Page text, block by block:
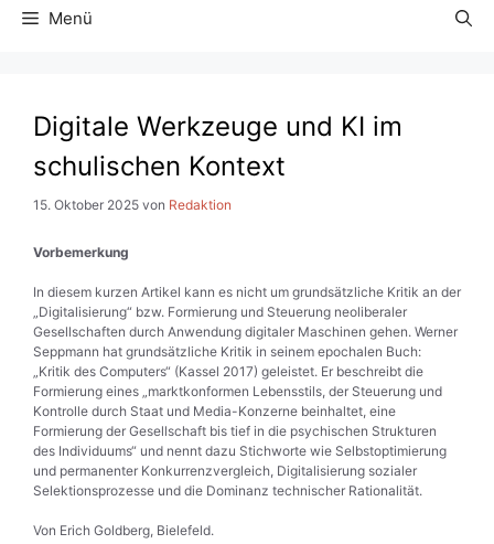
Menü
Digitale Werkzeuge und KI im
schulischen Kontext
15. Oktober 2025 von Redaktion
Vorbemerkung
In diesem kurzen Artikel kann es nicht um grundsätzliche Kritik an der
„Digitalisierung“ bzw. Formierung und Steuerung neoliberaler
Gesellschaften durch Anwendung digitaler Maschinen gehen. Werner
Seppmann hat grundsätzliche Kritik in seinem epochalen Buch:
„Kritik des Computers“ (Kassel 2017) geleistet. Er beschreibt die
Formierung eines „marktkonformen Lebensstils, der Steuerung und
Kontrolle durch Staat und Media-Konzerne beinhaltet, eine
Formierung der Gesellschaft bis tief in die psychischen Strukturen
des Individuums“ und nennt dazu Stichworte wie Selbstoptimierung
und permanenter Konkurrenzvergleich, Digitalisierung sozialer
Selektionsprozesse und die Dominanz technischer Rationalität.
Von Erich Goldberg, Bielefeld.